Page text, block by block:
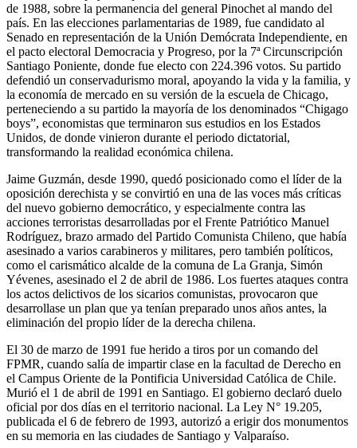
de 1988, sobre la permanencia del general Pinochet al mando del
país. En las elecciones parlamentarias de 1989, fue candidato al
Senado en representación de la Unión Demócrata Independiente, en
el pacto electoral Democracia y Progreso, por la 7ª Circunscripción
Santiago Poniente, donde fue electo con 224.396 votos. Su partido
defendió un conservadurismo moral, apoyando la vida y la familia, y
la economía de mercado en su versión de la escuela de Chicago,
perteneciendo a su partido la mayoría de los denominados “Chigago
boys”, economistas que terminaron sus estudios en los Estados
Unidos, de donde vinieron durante el periodo dictatorial,
transformando la realidad económica chilena.
Jaime Guzmán, desde 1990, quedó posicionado como el líder de la
oposición derechista y se convirtió en una de las voces más críticas
del nuevo gobierno democrático, y especialmente contra las
acciones terroristas desarrolladas por el Frente Patriótico Manuel
Rodríguez, brazo armado del Partido Comunista Chileno, que había
asesinado a varios carabineros y militares, pero también políticos,
como el carismático alcalde de la comuna de La Granja, Simón
Yévenes, asesinado el 2 de abril de 1986. Los fuertes ataques contra
los actos delictivos de los sicarios comunistas, provocaron que
desarrollase un plan que ya tenían preparado unos años antes, la
eliminación del propio líder de la derecha chilena.
El 30 de marzo de 1991 fue herido a tiros por un comando del
FPMR, cuando salía de impartir clase en la facultad de Derecho en
el Campus Oriente de la Pontificia Universidad Católica de Chile.
Murió el 1 de abril de 1991 en Santiago. El gobierno declaró duelo
oficial por dos días en el territorio nacional. La Ley N° 19.205,
publicada el 6 de febrero de 1993, autorizó a erigir dos monumentos
en su memoria en las ciudades de Santiago y Valparaíso.